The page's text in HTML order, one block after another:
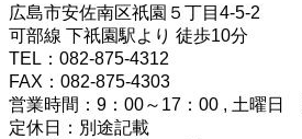
広島市安佐南区祇園５丁目4-5-2
可部線 下祇園駅より 徒歩10分
TEL：082-875-4312
FAX：082-875-4303
営業時間：9：00～17：00 , 土曜日
定休日：別途記載